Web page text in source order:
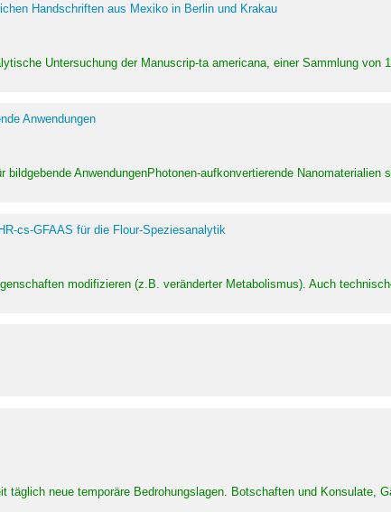
Handschriften aus Mexiko in Berlin und Krakau
Untersuchung der Manuscrip-ta americana, einer Sammlung von
Anwendungen
AnwendungenPhotonen-aufkonvertierende
cs-GFAAS für die Flour-Speziesanalytik
modifizieren (z.B. veränderter Metabolismus). Auch
neue temporäre Bedrohungslagen. Botschaften und Konsulate,